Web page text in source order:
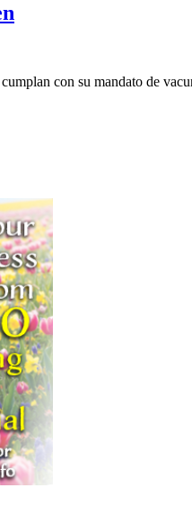
con su mandato de